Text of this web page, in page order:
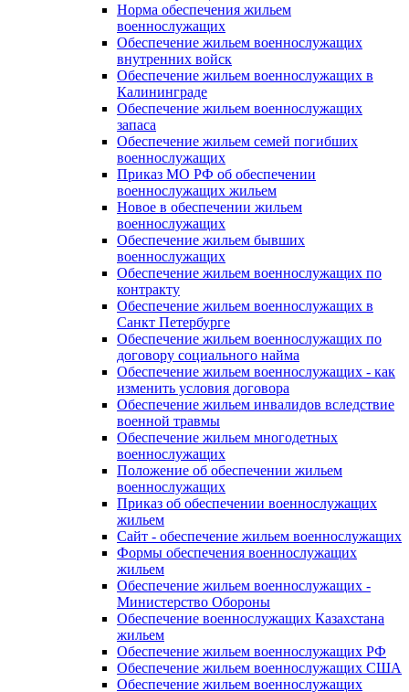
Норма обеспечения жильем
военнослужащих
Обеспечение жильем военнослужащих
внутренних войск
Обеспечение жильем военнослужащих в
Калининграде
Обеспечение жильем военнослужащих
запаса
Обеспечение жильем семей погибших
военнослужащих
Приказ МО РФ об обеспечении
военнослужащих жильем
Новое в обеспечении жильем
военнослужащих
Обеспечение жильем бывших
военнослужащих
Обеспечение жильем военнослужащих по
контракту
Обеспечение жильем военнослужащих в
Санкт Петербурге
Обеспечение жильем военнослужащих по
договору социального найма
Обеспечение жильем военнослужащих - как
изменить условия договора
Обеспечение жильем инвалидов вследствие
военной травмы
Обеспечение жильем многодетных
военнослужащих
Положение об обеспечении жильем
военнослужащих
Приказ об обеспечении военнослужащих
жильем
Сайт - обеспечение жильем военнослужащих
Формы обеспечения военнослужащих
жильем
Обеспечение жильем военнослужащих -
Министерство Обороны
Обеспечение военнослужащих Казахстана
жильем
Обеспечение жильем военнослужащих РФ
Обеспечение жильем военнослужащих США
Обеспечение жильем военнослужащих